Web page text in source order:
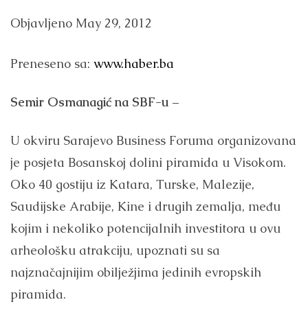
Objavljeno May 29, 2012
Preneseno sa: www.haber.ba
Semir Osmanagić na SBF-u –
U okviru Sarajevo Business Foruma organizovana
je posjeta Bosanskoj dolini piramida u Visokom.
Oko 40 gostiju iz Katara, Turske, Malezije,
Saudijske Arabije, Kine i drugih zemalja, među
kojim i nekoliko potencijalnih investitora u ovu
arheološku atrakciju, upoznati su sa
najznačajnijim obilježjima jedinih evropskih
piramida.